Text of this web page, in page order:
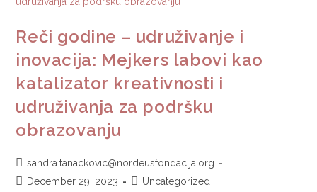
Reči godine – udruživanje i
inovacija: Mejkers labovi kao
katalizator kreativnosti i
udruživanja za podršku
obrazovanju
sandra.tanackovic@nordeusfondacija.org
December 29, 2023
Uncategorized